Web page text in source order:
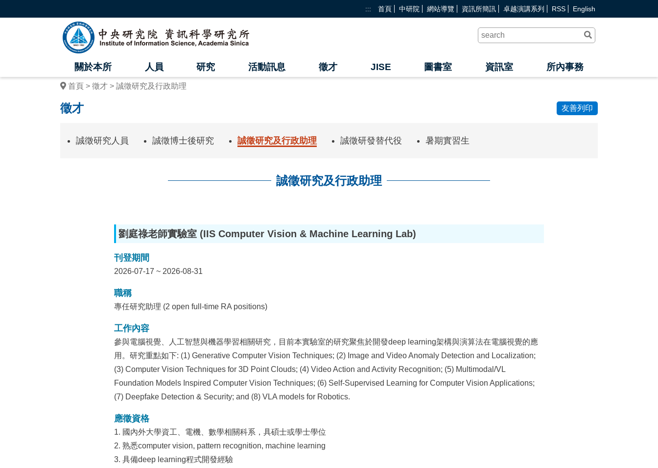
::: 首頁 中研院 網站導覽 資訊所簡訊 卓越演講系列 RSS English
中
央
研
究
資
出
關於本所 人員 研究 活動訊息 徵才 JISE 圖書室 資訊室 所內事務
首頁 徵才 誠徵研究及行政助理
徵才 友善列印
誠徵研究人員 誠徵博士後研究 誠徵研究及行政助理 誠徵研發替代役 暑期實習生
誠徵研究及行政助理
劉庭祿老師實驗室 (IIS Computer Vision & Machine Learning Lab)
刊登期間
2026-07-17 ~ 2026-08-31
職稱
專任研究助理 (2 open full-time RA positions)
工作內容
參與電腦視覺、人工智慧與機器學習相關研究，目前本實驗室的研究聚焦於開發deep learning架構與演算法在電腦視覺的應
用。研究重點如下: (1) Generative Computer Vision Techniques; (2) Image and Video Anomaly Detection and Localization;
(3) Computer Vision Techniques for 3D Point Clouds; (4) Video Action and Activity Recognition; (5) Multimodal/VL
Foundation Models Inspired Computer Vision Techniques; (6) Self-Supervised Learning for Computer Vision Applications;
(7) Deepfake Detection & Security; and (8) VLA models for Robotics.
應徵資格
1. 國內外大學資工、電機、數學相關科系，具碩士或學士學位
2. 熟悉computer vision, pattern recognition, machine learning
3. 具備deep learning程式開發經驗